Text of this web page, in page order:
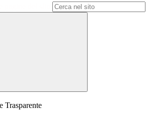
Trasparente